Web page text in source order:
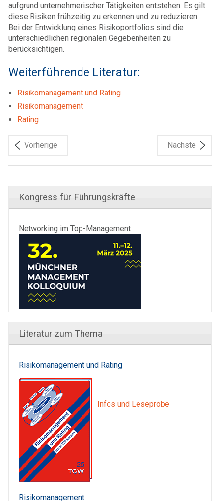
aufgrund unternehmerischer Tätigkeiten entstehen. Es gilt
diese Risiken frühzeitig zu erkennen und zu reduzieren.
Bei der Entwicklung eines Risikoportfolios sind die
unterschiedlichen regionalen Gegebenheiten zu
berücksichtigen.
Weiterführende Literatur:
Risikomanagement und Rating
Risikomanagement
Rating
Vorherige Nächste
Kongress für Führungskräfte
Networking im Top-Management
Literatur zum Thema
Risikomanagement und Rating
Infos und Leseprobe
Risikomanagement